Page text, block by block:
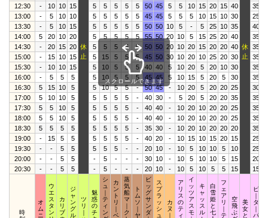
休
止
休
止
12:30
- 10 10 15 5 5 5 5 5 50 45 5 5 10 15 20 15 40 35
13:00
- 5 10 10 5 5 5 5 5 45 45 5 5 5 10 15 10 30 25
13:30
- 5 10 15 5 5 5 5 5 50 50 10 5 - 5 25 10 35 40
14:00
5 20 10 20 5 5 5 5 5 55 50 20 10 5 15 25 20 40 35
14:30
- 20 15 20 5 5 5 5 5 50 50 20 10 20 15 20 20 40 35
15:00
- 15 10 15 5 15 5 5 5 45 50 30 10 20 10 25 20 30 35
15:30
- 10 10 15 5 10 5 5 5 40 40 5 10 20 5 20 10 30 35
16:00
- 5 5 5 5 10 5 5 5 45 45 5 10 15 5 20 5 30 35
16:30
5 15 10 5 5 10 5 5 - 50 45 - 10 20 5 20 20 25 30
17:00
5 10 10 5 5 5 5 5 - 40 30 - 5 20 5 20 20 35 35
17:30
5 5 10 5 5 5 5 5 - 40 40 - 10 20 10 20 20 25 35
18:00
5 5 10 5 5 5 5 5 - 40 40 - 10 20 10 20 20 25 35
18:30
5 5 5 5 5 5 5 5 - 35 30 - 10 20 10 20 20 20 35
19:00
- 15 5 5 5 5 5 5 - 40 20 - 10 15 10 15 20 15 25
19:30
- - 5 5 5 5 5 - - 20 10 - 10 5 10 10 5 10 25
20:00
- - 5 5 - 5 - - - 30 10 - 10 5 10 10 5 15 20
20:30
- - 5 5 - 5 - - - 20 10 - 10 5 10 5 5 15 15
時
オ
ム
ニ
ウ
エ
ス
タ
ン
カ
リ
ブ
ジ
ャ
ン
グ
ル
ツ
リ
｜
魅
惑
の
チ
シ
ュ
｜
テ
ィ
ン
カ
ン
ト
リ
｜
ベ
蒸
気
船
マ
｜
ク
ト
ム
ソ
｜
ヤ
ビ
ッ
グ
サ
ン
ダ
ス
プ
ラ
ッ
シ
ュ
カ
ヌ
｜
ア
リ
ス
の
テ
ィ
イ
ッ
ツ
ア
ス
モ
キ
ャ
ッ
ス
ル
白
雪
姫
と
七
フ
ェ
ア
リ
｜
テ
空
飛
ぶ
美
女
と
ピ
｜
タ
｜
パ
スクロールできます